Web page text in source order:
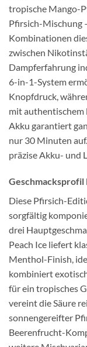
tropische Mango-
Pfirsich-Mischung
Kombinationen
zwischen
Dampferfahrung
6-in-1-System
Knopfdruck,
mit authentischem
Akku garantiert
nur 30 Minuten
präzise Akku- und
Diese Pfirsich-
sorgfältig
drei
Peach Ice liefert
Menthol-Finish,
kombiniert
für ein tropisches
vereint die Säure
sonnengereifter
Beerenfrucht-